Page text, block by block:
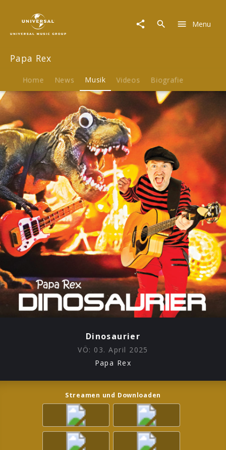
Musik
Dinosaurier
Menu
Papa Rex
Home News Musik Videos Biografie
Dinosaurier
VÖ: 03. April 2025
Papa Rex
Streamen und Downloaden